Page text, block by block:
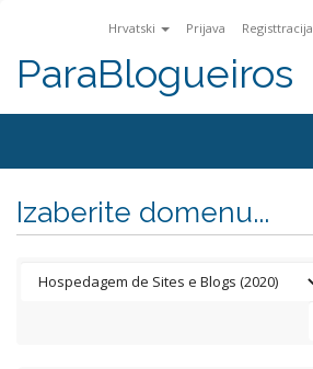
Hrvatski Prijava Registtracija
ParaBlogueiros
Izaberite domenu...